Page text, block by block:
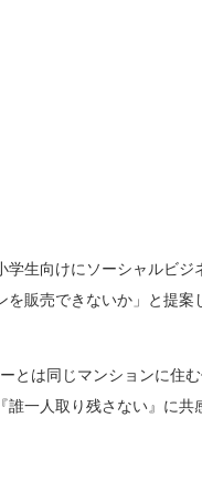
生向けにソーシャルビ
販売できないか」と提案
とは同じマンションに住
一人取り残さない』に共